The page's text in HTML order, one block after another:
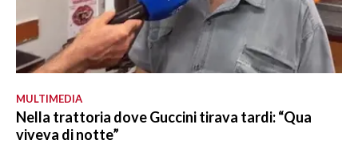
MULTIMEDIA
Nella trattoria dove Guccini tirava tardi: “Qua
viveva di notte”